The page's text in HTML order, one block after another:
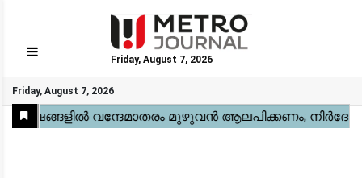
Friday, August 7, 2026
Friday, August 7, 2026
GO
Home
Kerala
National
Gulf
World
Sports
Movies
Health
Automobile
Travel
Education
Novel
Business
Technology
Webstory